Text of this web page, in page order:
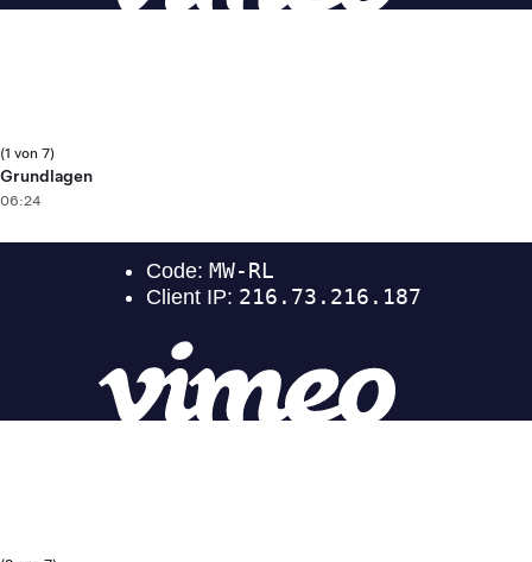
(1 von 7)
Grundlagen
06:24